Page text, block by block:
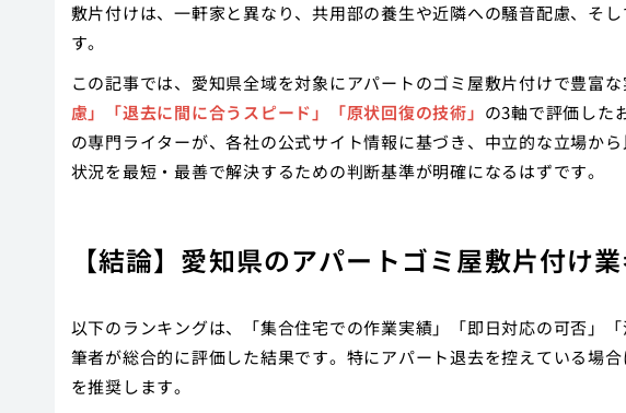
敷片付けは、一軒家と異なり、共用部の養生や近隣への騒音配慮、そ
す。
この記事では、愛知県全域を対象にアパートのゴミ屋敷片付けで豊富な
慮」「退去に間に合うスピード」「原状回復の技術」 の3軸で評価した
の専門ライターが、各社の公式サイト情報に基づき、中立的な立場か
状況を最短・最善で解決するための判断基準が明確になるはずです。
【結論】愛知県のアパートゴミ屋敷片付け
以下のランキングは、「集合住宅での作業実績」「即日対応の可否」
筆者が総合的に評価した結果です。特にアパート退去を控えている場
を推奨します。